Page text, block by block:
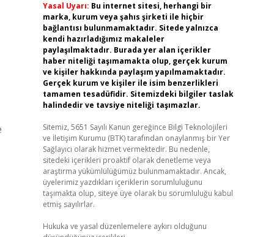
Yasal Uyarı: Bu internet sitesi, herhangi bir
marka, kurum veya şahıs şirketi ile hiçbir
bağlantısı bulunmamaktadır. Sitede yalnızca
kendi hazırladığımız makaleler
paylaşılmaktadır. Burada yer alan içerikler
haber niteliği taşımamakta olup, gerçek kurum
ve kişiler hakkında paylaşım yapılmamaktadır.
Gerçek kurum ve kişiler ile isim benzerlikleri
tamamen tesadüfidir. Sitemizdeki bilgiler taslak
halindedir ve tavsiye niteliği taşımazlar.
Sitemiz, 5651 Sayılı Kanun gereğince Bilgi Teknolojileri
ve İletişim Kurumu (BTK) tarafından onaylanmış bir Yer
Sağlayıcı olarak hizmet vermektedir. Bu nedenle,
sitedeki içerikleri proaktif olarak denetleme veya
araştırma yükümlülüğümüz bulunmamaktadır. Ancak,
üyelerimiz yazdıkları içeriklerin sorumluluğunu
taşımakta olup, siteye üye olarak bu sorumluluğu kabul
etmiş sayılırlar.
Hukuka ve yasal düzenlemelere aykırı olduğunu